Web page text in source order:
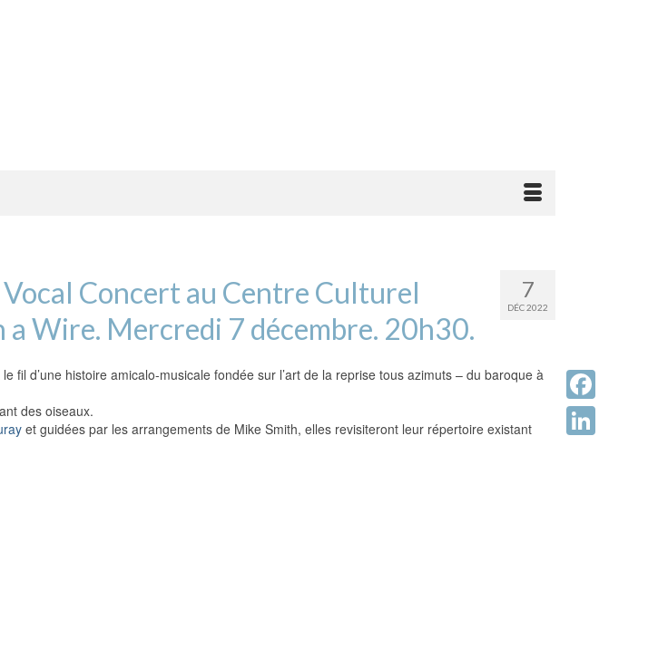
7
DÉC 2022
Concert au Centre Culturel
Wire. Mercredi 7 décembre. 20h30.
fil d’une histoire amicalo-musicale fondée sur l’art de la reprise tous azimuts – du baroque à
des oiseaux.
et guidées par les arrangements de Mike Smith, elles revisiteront leur répertoire existant
Facebook